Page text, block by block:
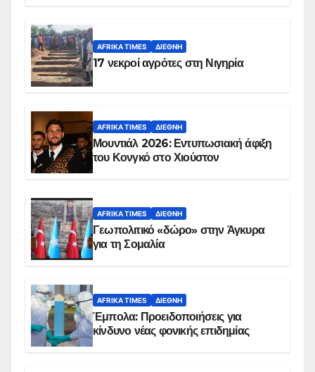
AFRIKA TIMES ΔΙΕΘΝΉ
17 νεκροί αγρότες στη Νιγηρία
AFRIKA TIMES ΔΙΕΘΝΉ
Μουντιάλ 2026: Εντυπωσιακή άφιξη
του Κονγκό στο Χιούστον
AFRIKA TIMES ΔΙΕΘΝΉ
Γεωπολιτικό «δώρο» στην Άγκυρα
για τη Σομαλία
AFRIKA TIMES ΔΙΕΘΝΉ
Έμπολα: Προειδοποιήσεις για
κίνδυνο νέας φονικής επιδημίας